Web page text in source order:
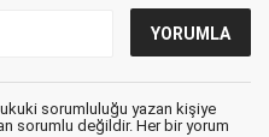
sorumluluğu yazan kişiye
sorumlu değildir. Her bir yorum